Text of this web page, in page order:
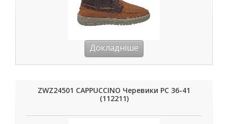
Докладніше
ZWZ24501 CAPPUCCINO Черевики РС 36-41
(112211)